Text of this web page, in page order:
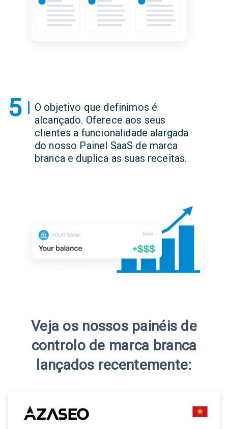
5
O objetivo que definimos é
alcançado. Oferece aos seus
clientes a funcionalidade alargada
do nosso Painel SaaS de marca
branca e duplica as suas receitas.
Veja os nossos painéis de
controlo de marca branca
lançados recentemente: